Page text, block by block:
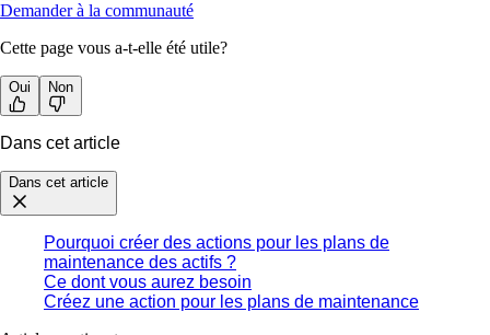
Demander à la communauté
Cette page vous a-t-elle été utile?
Oui Non
Dans cet article
Dans cet article
Pourquoi créer des actions pour les plans de
maintenance des actifs ?
Ce dont vous aurez besoin
Créez une action pour les plans de maintenance